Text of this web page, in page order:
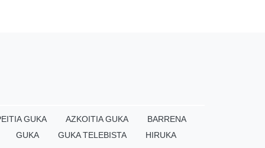
GUKA AZKOITIA GUKA
BARRENA
GUKA
GUKA TELEBISTA
HIRUKA